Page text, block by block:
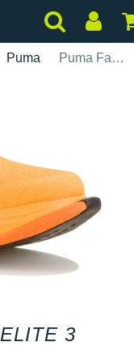
Puma Puma Fast-R Nitro Elite 3
3